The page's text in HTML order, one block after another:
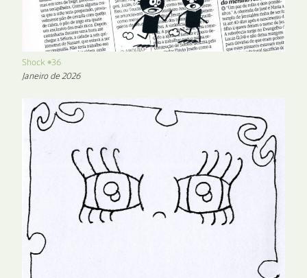
Shock #36
Janeiro de 2026